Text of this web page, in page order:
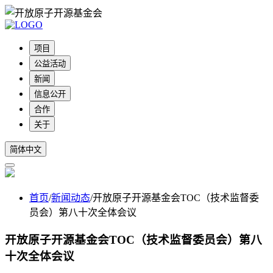
项目
公益活动
新闻
信息公开
合作
关于
简体中文
首页/新闻动态/开放原子开源基金会TOC（技术监督委
员会）第八十次全体会议
开放原子开源基金会TOC（技术监督委员会）第八
十次全体会议